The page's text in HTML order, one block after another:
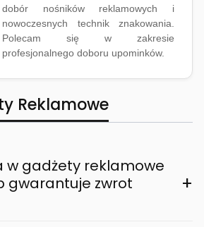
dobór nośników reklamowych i
nowoczesnych technik znakowania.
Polecam się w zakresie
profesjonalnego doboru upominków.
Reklamowe
w gadżety reklamowe
gwarantuje zwrot
+